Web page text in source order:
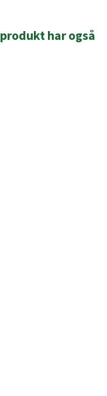
har også